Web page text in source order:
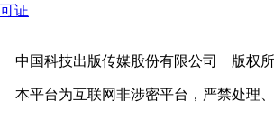
证
中国科技出版传媒股份有限公司 版权
本平台为互联网非涉密平台，严禁处理